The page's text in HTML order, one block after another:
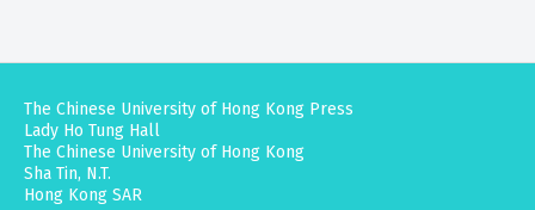
The Chinese University of Hong Kong Press
Lady Ho Tung Hall
The Chinese University of Hong Kong
Sha Tin, N.T.
Hong Kong SAR